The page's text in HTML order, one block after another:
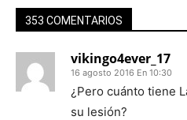
353 COMENTARIOS
vikingo4ever_17
16 agosto 2016 En 10:30
¿Pero cuánto tiene
su lesión?